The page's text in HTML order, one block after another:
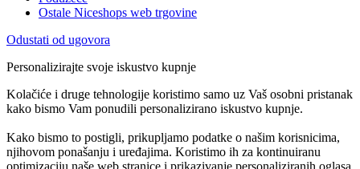
Ostale Niceshops web trgovine
Odustati od ugovora
Personalizirajte svoje iskustvo kupnje
Kolačiće i druge tehnologije koristimo samo uz Vaš osobni pristanak
kako bismo Vam ponudili personalizirano iskustvo kupnje.
Kako bismo to postigli, prikupljamo podatke o našim korisnicima,
njihovom ponašanju i uređajima. Koristimo ih za kontinuiranu
optimizaciju naše web stranice i prikazivanje personaliziranih oglasa